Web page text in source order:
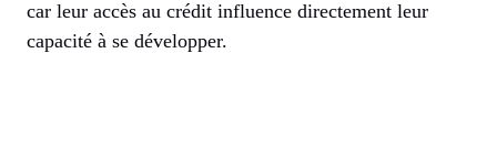
car leur accès au crédit influence directement leur
capacité à se développer.